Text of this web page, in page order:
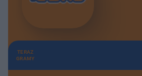
TERAZ
GRAMY